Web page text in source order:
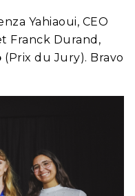
Yahiaoui, CEO
Franck Durand,
(Prix du Jury). Bravo